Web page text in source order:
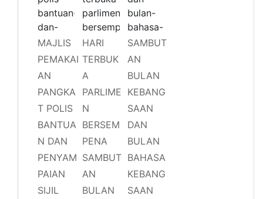
MAJLIS
PEMAKAI
AN
PANGKA
T POLIS
BANTUA
N DAN
PENYAM
PAIAN
SIJIL
HARI
TERBUK
A
PARLIME
N
BERSEM
PENA
SAMBUT
AN
BULAN
SAMBUT
AN
BULAN
KEBANG
SAAN
DAN
BULAN
BAHASA
KEBANG
SAAN